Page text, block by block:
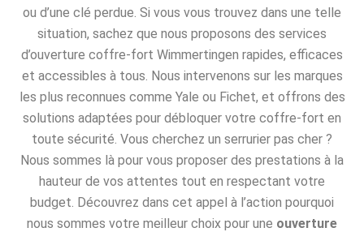
ou d’une clé perdue. Si vous vous trouvez dans une telle
situation, sachez que nous proposons des services
d’ouverture coffre-fort Wimmertingen rapides, efficaces
et accessibles à tous. Nous intervenons sur les marques
les plus reconnues comme Yale ou Fichet, et offrons des
solutions adaptées pour débloquer votre coffre-fort en
toute sécurité. Vous cherchez un serrurier pas cher ?
Nous sommes là pour vous proposer des prestations à la
hauteur de vos attentes tout en respectant votre
budget. Découvrez dans cet appel à l’action pourquoi
nous sommes votre meilleur choix pour une ouverture